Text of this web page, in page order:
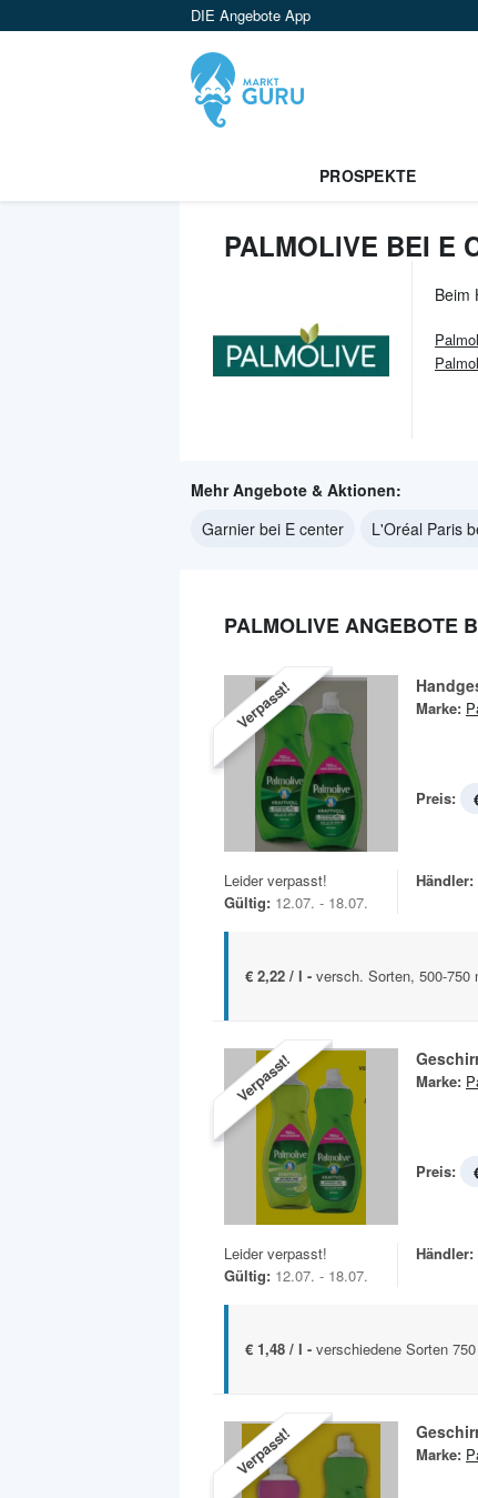
DIE Angebote App
PROSPEKTE
PALMOLIVE BEI E
Beim
Mehr Angebote & Aktionen:
Garnier bei E center
L'Oréal Paris
PALMOLIVE ANGEBOTE
Verpasst! Marke:
Preis:
Leider verpasst!
Gültig: 12.07. - 18.07.
Händler:
€ 2,22 / l - versch. Sorten, 500-750
Verpasst! Marke:
Preis:
Leider verpasst!
Gültig: 12.07. - 18.07.
Händler:
€ 1,48 / l - verschiedene Sorten
Verpasst! Marke: